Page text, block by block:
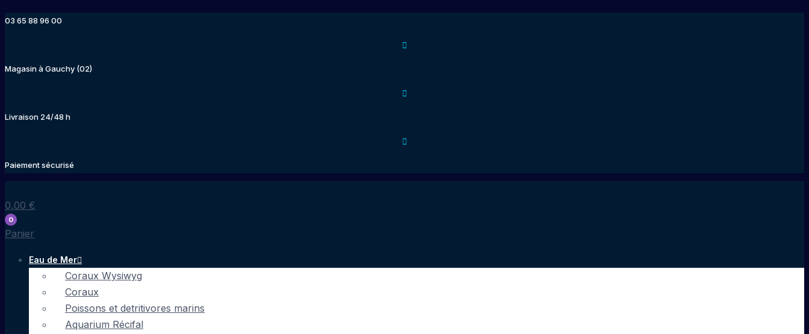
03 65 88 96 00
Magasin à Gauchy (02)
Livraison 24/48 h
Paiement sécurisé
0,00 €
0
Panier
Eau de Mer
Coraux Wysiwyg
Coraux
Poissons et detritivores marins
Aquarium Récifal